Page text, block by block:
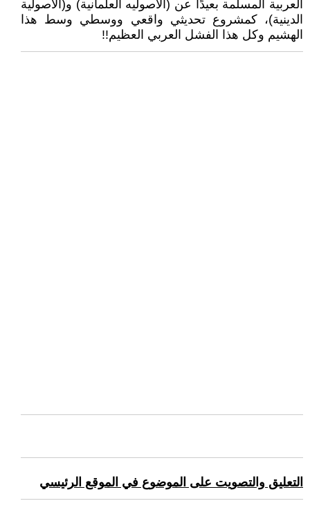
العربية المسلمة بعيدًا عن (الأصوليه العلمانية) و(الأصولية
الدينية)، كمشروع تحديثي واقعي ووسطي وسط هذا
الهشيم وكل هذا الفشل العربي العظيم!!
التعليق والتصويت على الموضوع في الموقع الرئيسي